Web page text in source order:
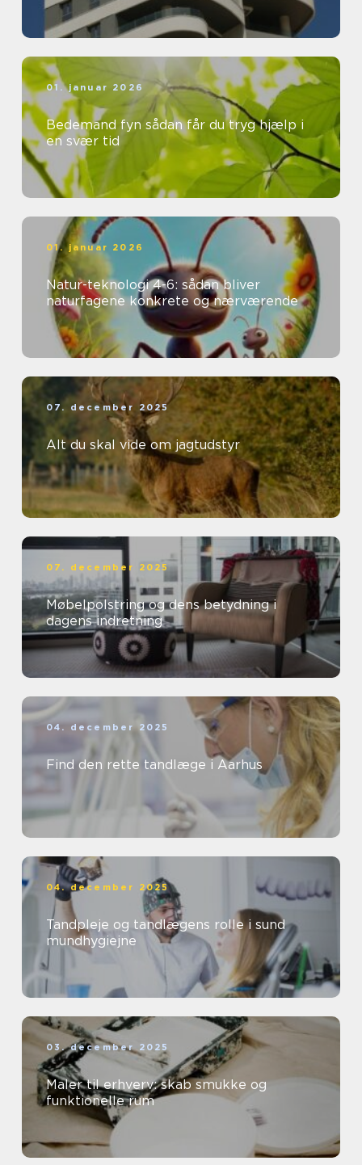
01. januar 2026
Bedemand fyn sådan får du tryg hjælp i
en svær tid
01. januar 2026
Natur-teknologi 4-6: sådan bliver
naturfagene konkrete og nærværende
07. december 2025
Alt du skal vide om jagtudstyr
07. december 2025
Møbelpolstring og dens betydning i
dagens indretning
04. december 2025
Find den rette tandlæge i Aarhus
04. december 2025
Tandpleje og tandlægens rolle i sund
mundhygiejne
03. december 2025
Maler til erhverv: skab smukke og
funktionelle rum